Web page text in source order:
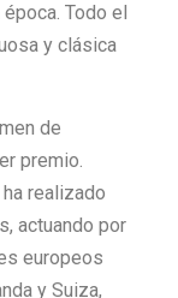
Todo el
y clásica
de
premio.
realizado
actuando por
europeos
y Suiza,